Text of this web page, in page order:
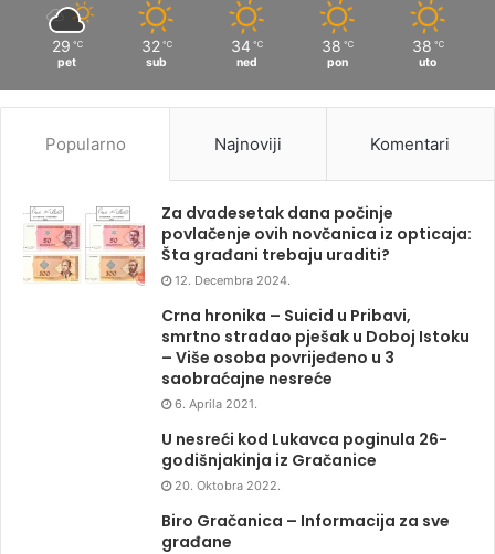
29 ℃
pet
32 ℃
sub
34 ℃
ned
38 ℃
pon
38 ℃
uto
Popularno Najnoviji Komentari
Za dvadesetak dana počinje
povlačenje ovih novčanica iz opticaja:
Šta građani trebaju uraditi?
12. Decembra 2024.
Crna hronika – Suicid u Pribavi,
smrtno stradao pješak u Doboj Istoku
– Više osoba povrijeđeno u 3
saobraćajne nesreće
6. Aprila 2021.
U nesreći kod Lukavca poginula 26-
godišnjakinja iz Gračanice
20. Oktobra 2022.
Biro Gračanica – Informacija za sve
građane